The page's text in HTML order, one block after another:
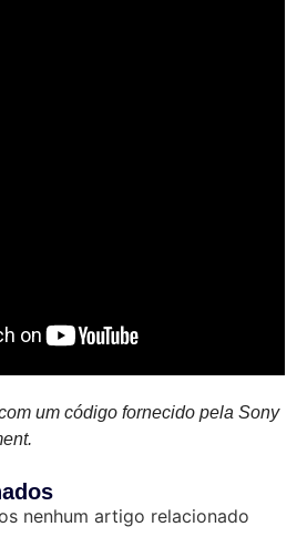
um código fornecido pela Sony
nenhum artigo relacionado